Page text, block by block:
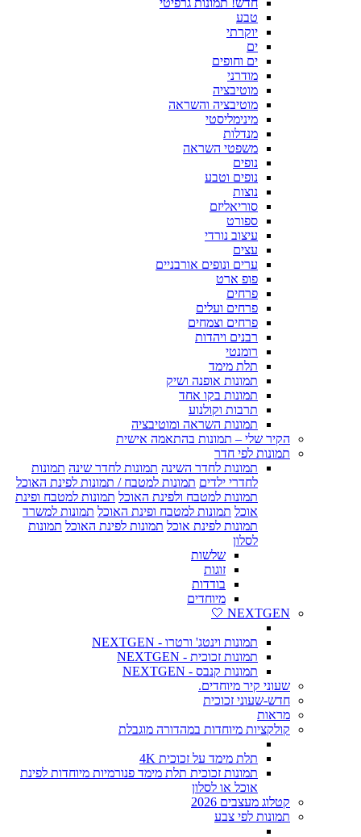
טבע
יוקרתי
ים
ים וחופים
מודרני
מוטיבציה
מוטיבציה והשראה
מינימליסטי
מנדלות
משפטי השראה
נופים
נופים וטבע
נוצות
סוריאליזם
ספורט
עיצוב נורדי
עצים
ערים ונופים אורבניים
פופ ארט
פרחים
פרחים ועלים
פרחים וצמחים
רבנים ויהדות
רומנטי
תלת מימד
תמונות אופנה ושיק
תמונות בקו אחד
תרבות וקולנוע
תמונות השראה ומוטיבציה
הקיר שלי – תמונות בהתאמה אישית
תמונות לפי חדר
תמונות לחדר השינה תמונות לחדר שינה תמונות
לחדרי ילדים תמונות למטבח / תמונות לפינת האוכל
תמונות למטבח ולפינת האוכל תמונות למטבח ופינת
אוכל תמונות למטבח ופינת האוכל תמונות למשרד
תמונות לפינת אוכל תמונות לפינת האוכל תמונות
לסלון
שלשות
זוגות
בודדות
מיוחדים
NEXTGEN 🤍
תמונות וינטג' ורטרו - NEXTGEN
תמונות זכוכית - NEXTGEN
תמונות קנבס - NEXTGEN
שעוני קיר מיוחדים.
חדש-שעוני זכוכית
מראות
קולקציות מיוחדות במהדורה מוגבלת
תלת מימד על זכוכית 4K
תמונות זכוכית תלת מימד פנורמיות מיוחדות לפינת
אוכל או לסלון
קטלוג מעצבים 2026
תמונות לפי צבע